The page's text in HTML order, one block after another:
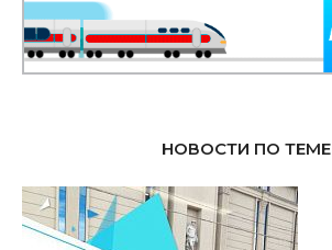
НОВОСТИ ПО ТЕМЕ